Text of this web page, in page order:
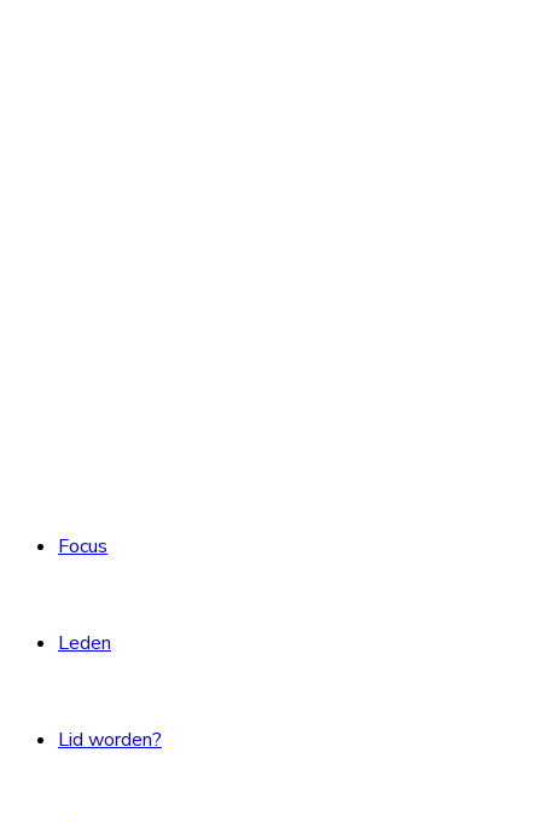
Focus
Leden
Lid worden?